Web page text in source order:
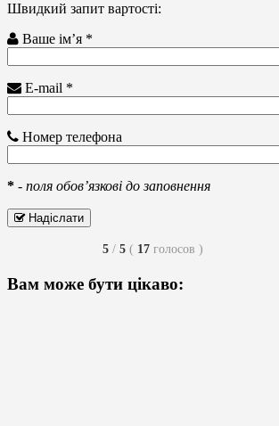
Швидкий запит вартості:
Ваше ім’я *
E-mail *
Номер телефона
* - поля обов’язкові до заповнення
Надіслати
5 / 5 ( 17 голосов )
Вам може бути цікаво: